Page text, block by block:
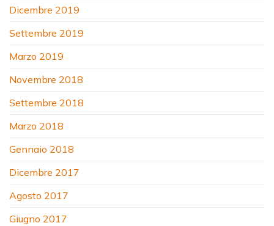
Dicembre 2019
Settembre 2019
Marzo 2019
Novembre 2018
Settembre 2018
Marzo 2018
Gennaio 2018
Dicembre 2017
Agosto 2017
Giugno 2017